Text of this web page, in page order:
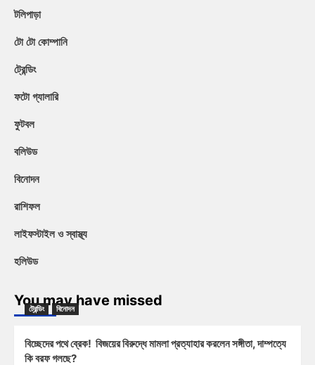
টলিপাড়া
টো টো কোম্পানি
ট্রেন্ডিং
ফটো গ্যালারি
ফুটবল
বলিউড
বিনোদন
রাশিফল
লাইফস্টাইল ও স্বাস্থ্য
হলিউড
You may have missed
ট্রেন্ডিং বিনোদন
বিচ্ছেদের পথে ব্রেক! বিজয়ের বিরুদ্ধে মামলা প্রত্যাহার করলেন সঙ্গীতা, দাম্পত্যে
কি বরফ গলছে?